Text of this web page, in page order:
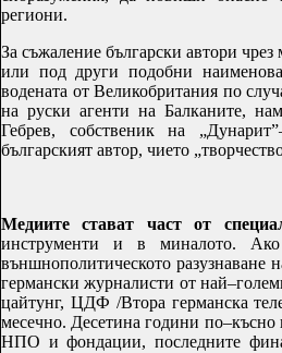
региони.
За съжаление български автори
или под други подобни
водената от Великобритания по
на руски агенти на Балканите,
Гебрев, собственик на
българският автор, чието
Медиите стават част от
инструменти и в миналото.
външнополитическото
германски журналисти от
цайтунг, ЦДФ /Втора германска
месечно. Десетина години по–късно
НПО и фондации, последните